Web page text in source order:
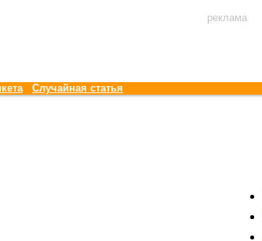
реклама
Случайная статья